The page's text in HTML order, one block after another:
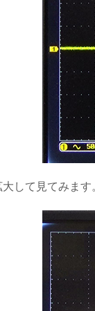
して見てみます